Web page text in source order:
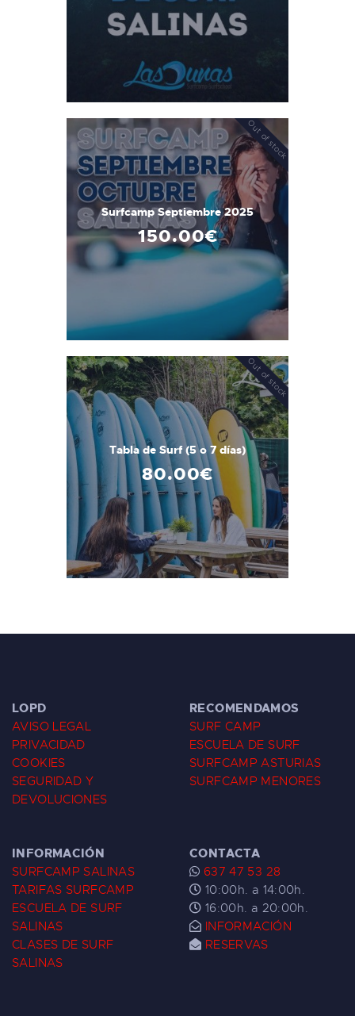
Out of stock
Surfcamp Septiembre 2025
150.00€
Out of stock
Tabla de Surf (5 o 7 días)
80.00€
LOPD
AVISO LEGAL
PRIVACIDAD
COOKIES
SEGURIDAD Y
DEVOLUCIONES
RECOMENDAMOS
SURF CAMP
ESCUELA DE SURF
SURFCAMP ASTURIAS
SURFCAMP MENORES
INFORMACIÓN
SURFCAMP SALINAS
TARIFAS SURFCAMP
ESCUELA DE SURF
SALINAS
CLASES DE SURF
SALINAS
CONTACTA
637 47 53 28
10:00h. a 14:00h.
16:00h. a 20:00h.
INFORMACIÓN
RESERVAS